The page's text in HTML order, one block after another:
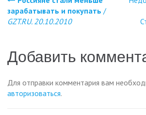
Навигация
по
записям
зарабатывать и покупать /
GZT.RU. 20.10.2010
Добавить
Для отправки комментария вам
авторизоваться.